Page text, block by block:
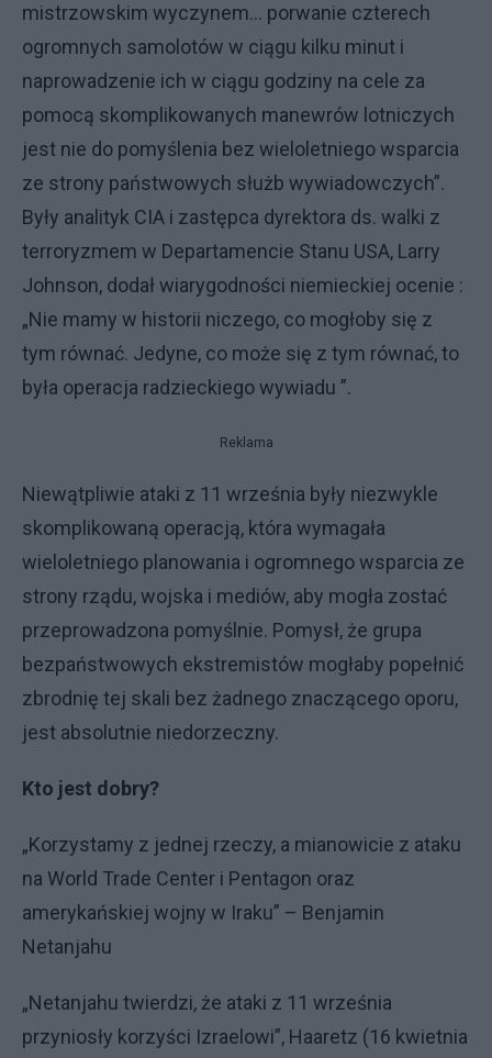
mistrzowskim wyczynem… porwanie czterech
ogromnych samolotów w ciągu kilku minut i
naprowadzenie ich w ciągu godziny na cele za
pomocą skomplikowanych manewrów lotniczych
jest nie do pomyślenia bez wieloletniego wsparcia
ze strony państwowych służb wywiadowczych”.
Były analityk CIA i zastępca dyrektora ds. walki z
terroryzmem w Departamencie Stanu USA, Larry
Johnson, dodał wiarygodności niemieckiej ocenie :
„Nie mamy w historii niczego, co mogłoby się z
tym równać. Jedyne, co może się z tym równać, to
była operacja radzieckiego wywiadu ”.
Reklama
Niewątpliwie ataki z 11 września były niezwykle
skomplikowaną operacją, która wymagała
wieloletniego planowania i ogromnego wsparcia ze
strony rządu, wojska i mediów, aby mogła zostać
przeprowadzona pomyślnie. Pomysł, że grupa
bezpaństwowych ekstremistów mogłaby popełnić
zbrodnię tej skali bez żadnego znaczącego oporu,
jest absolutnie niedorzeczny.
Kto jest dobry?
„Korzystamy z jednej rzeczy, a mianowicie z ataku
na World Trade Center i Pentagon oraz
amerykańskiej wojny w Iraku” – Benjamin
Netanjahu
„Netanjahu twierdzi, że ataki z 11 września
przyniosły korzyści Izraelowi”, Haaretz (16 kwietnia